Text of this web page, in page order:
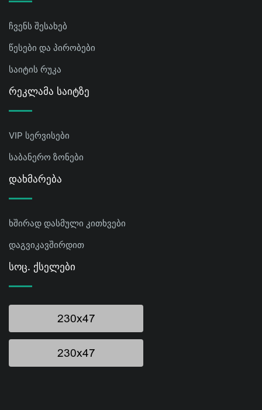
ჩვენს შესახებ
წესები და პირობები
საიტის რუკა
Რეკლამა Საიტზე
VIP სერვისები
საბანერო ზონები
Დახმარება
ხშირად დასმული კითხვები
დაგვიკავშირდით
Სოც. Ქსელები